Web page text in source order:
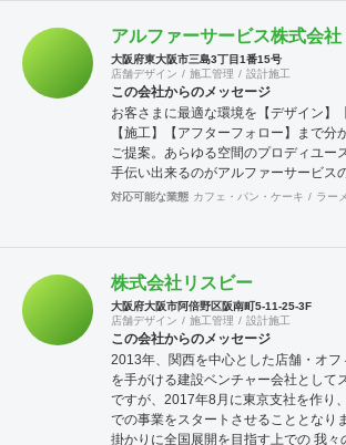
アルファーサービス株式会社
大阪府東大阪市三島3丁目1番15号
店舗デザイン
施工管理 設計施工
この会社からのメッセージ
お客さまに最適な環境を【デザイン】
【施工】【アフターフォロー】まで分
ご提案。あらゆる空間のプロディユー
手伝い出来るのがアルファーサービス
対応可能な業態 カフェ・パン・ケーキ ラー
株式会社リスビー
大阪府大阪市阿倍野区阪南町5-11-25-3F
店舗デザイン
施工管理 設計施工
この会社からのメッセージ
2013年、関西を中心とした店舗・オフ
を手がける建設ベンチャー会社として
ですが、2017年8月に東京支社を作り
での事業をスタートさせることとなり
掛かりに全国展開を目指す上での 我々